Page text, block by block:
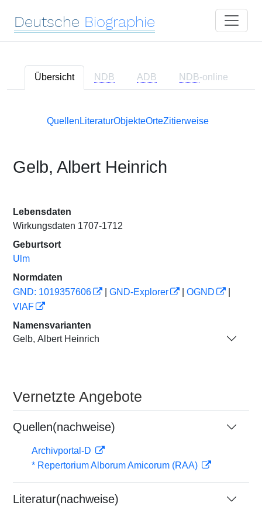
Deutsche Biographie
Übersicht NDB ADB NDB-online
Quellen LiteraturObjekteOrteZitierweise
Gelb, Albert Heinrich
Lebensdaten
Wirkungsdaten 1707-1712
Geburtsort
Ulm
Normdaten
GND: 1019357606
GND-Explorer OGND
VIAF
Namensvarianten
Gelb, Albert Heinrich
Vernetzte Angebote
Quellen(nachweise)
Archivportal-D
* Repertorium Alborum Amicorum (RAA)
Literatur(nachweise)